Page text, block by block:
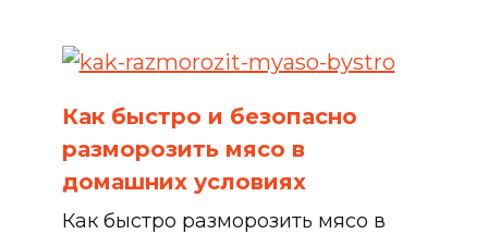
Как быстро и безопасно
разморозить мясо в
домашних условиях
Как быстро разморозить мясо в